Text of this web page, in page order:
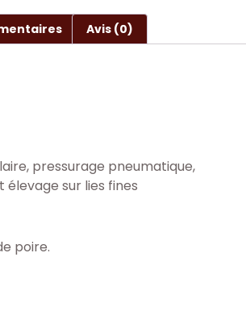
Avis (0)
pressurage pneumatique,
sur lies fines
poire.